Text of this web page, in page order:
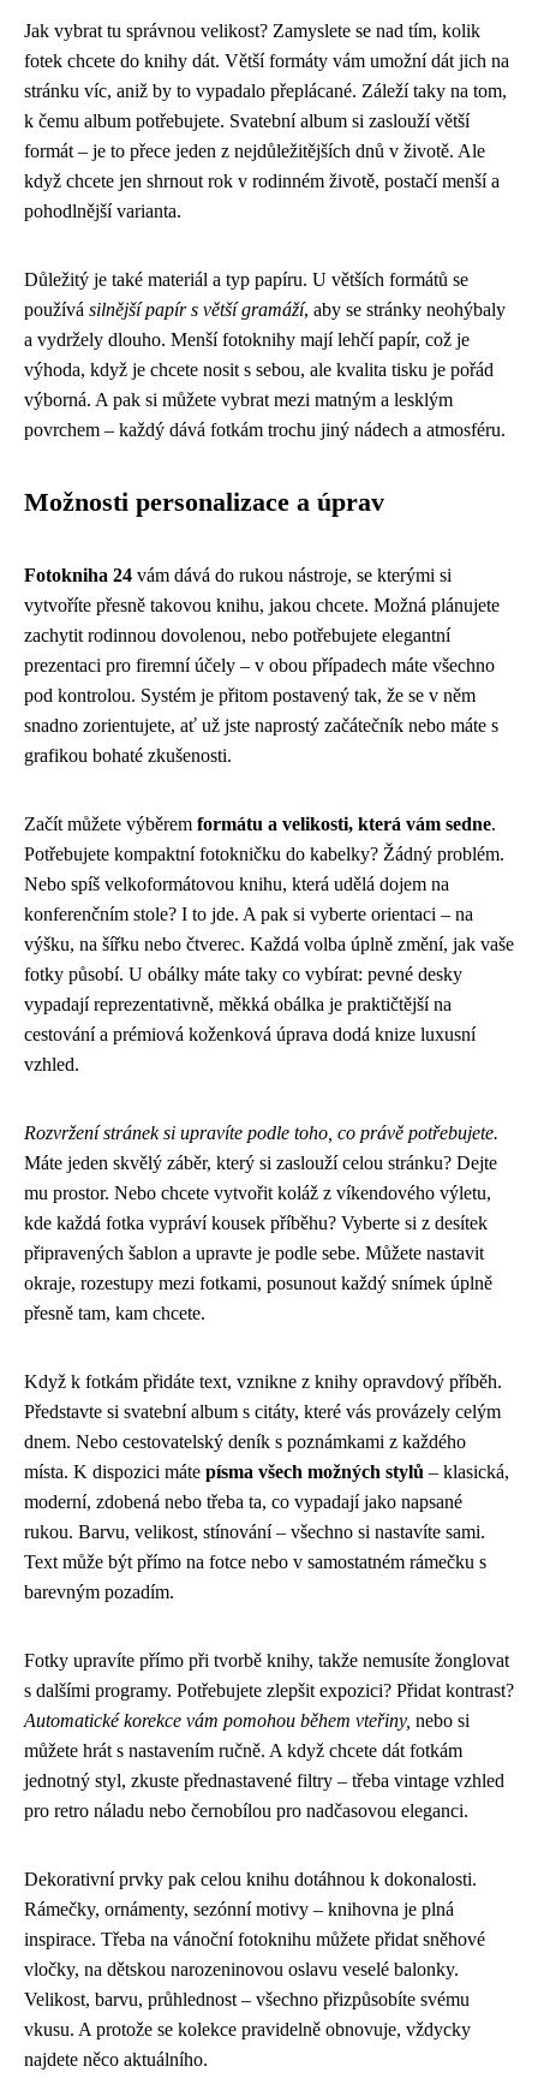
Jak vybrat tu správnou velikost? Zamyslete se nad tím, kolik
fotek chcete do knihy dát. Větší formáty vám umožní dát jich na
stránku víc, aniž by to vypadalo přeplácané. Záleží taky na tom,
k čemu album potřebujete. Svatební album si zaslouží větší
formát – je to přece jeden z nejdůležitějších dnů v životě. Ale
když chcete jen shrnout rok v rodinném životě, postačí menší a
pohodlnější varianta.
Důležitý je také materiál a typ papíru. U větších formátů se
používá silnější papír s větší gramáží, aby se stránky neohýbaly
a vydržely dlouho. Menší fotoknihy mají lehčí papír, což je
výhoda, když je chcete nosit s sebou, ale kvalita tisku je pořád
výborná. A pak si můžete vybrat mezi matným a lesklým
povrchem – každý dává fotkám trochu jiný nádech a atmosféru.
Možnosti personalizace a úprav
Fotokniha 24 vám dává do rukou nástroje, se kterými si
vytvoříte přesně takovou knihu, jakou chcete. Možná plánujete
zachytit rodinnou dovolenou, nebo potřebujete elegantní
prezentaci pro firemní účely – v obou případech máte všechno
pod kontrolou. Systém je přitom postavený tak, že se v něm
snadno zorientujete, ať už jste naprostý začátečník nebo máte s
grafikou bohaté zkušenosti.
Začít můžete výběrem formátu a velikosti, která vám sedne.
Potřebujete kompaktní fotokničku do kabelky? Žádný problém.
Nebo spíš velkoformátovou knihu, která udělá dojem na
konferenčním stole? I to jde. A pak si vyberte orientaci – na
výšku, na šířku nebo čtverec. Každá volba úplně změní, jak vaše
fotky působí. U obálky máte taky co vybírat: pevné desky
vypadají reprezentativně, měkká obálka je praktičtější na
cestování a prémiová koženková úprava dodá knize luxusní
vzhled.
Rozvržení stránek si upravíte podle toho, co právě potřebujete.
Máte jeden skvělý záběr, který si zaslouží celou stránku? Dejte
mu prostor. Nebo chcete vytvořit koláž z víkendového výletu,
kde každá fotka vypráví kousek příběhu? Vyberte si z desítek
připravených šablon a upravte je podle sebe. Můžete nastavit
okraje, rozestupy mezi fotkami, posunout každý snímek úplně
přesně tam, kam chcete.
Když k fotkám přidáte text, vznikne z knihy opravdový příběh.
Představte si svatební album s citáty, které vás provázely celým
dnem. Nebo cestovatelský deník s poznámkami z každého
místa. K dispozici máte písma všech možných stylů – klasická,
moderní, zdobená nebo třeba ta, co vypadají jako napsané
rukou. Barvu, velikost, stínování – všechno si nastavíte sami.
Text může být přímo na fotce nebo v samostatném rámečku s
barevným pozadím.
Fotky upravíte přímo při tvorbě knihy, takže nemusíte žonglovat
s dalšími programy. Potřebujete zlepšit expozici? Přidat kontrast?
Automatické korekce vám pomohou během vteřiny, nebo si
můžete hrát s nastavením ručně. A když chcete dát fotkám
jednotný styl, zkuste přednastavené filtry – třeba vintage vzhled
pro retro náladu nebo černobílou pro nadčasovou eleganci.
Dekorativní prvky pak celou knihu dotáhnou k dokonalosti.
Rámečky, ornámenty, sezónní motivy – knihovna je plná
inspirace. Třeba na vánoční fotoknihu můžete přidat sněhové
vločky, na dětskou narozeninovou oslavu veselé balonky.
Velikost, barvu, průhlednost – všechno přizpůsobíte svému
vkusu. A protože se kolekce pravidelně obnovuje, vždycky
najdete něco aktuálního.